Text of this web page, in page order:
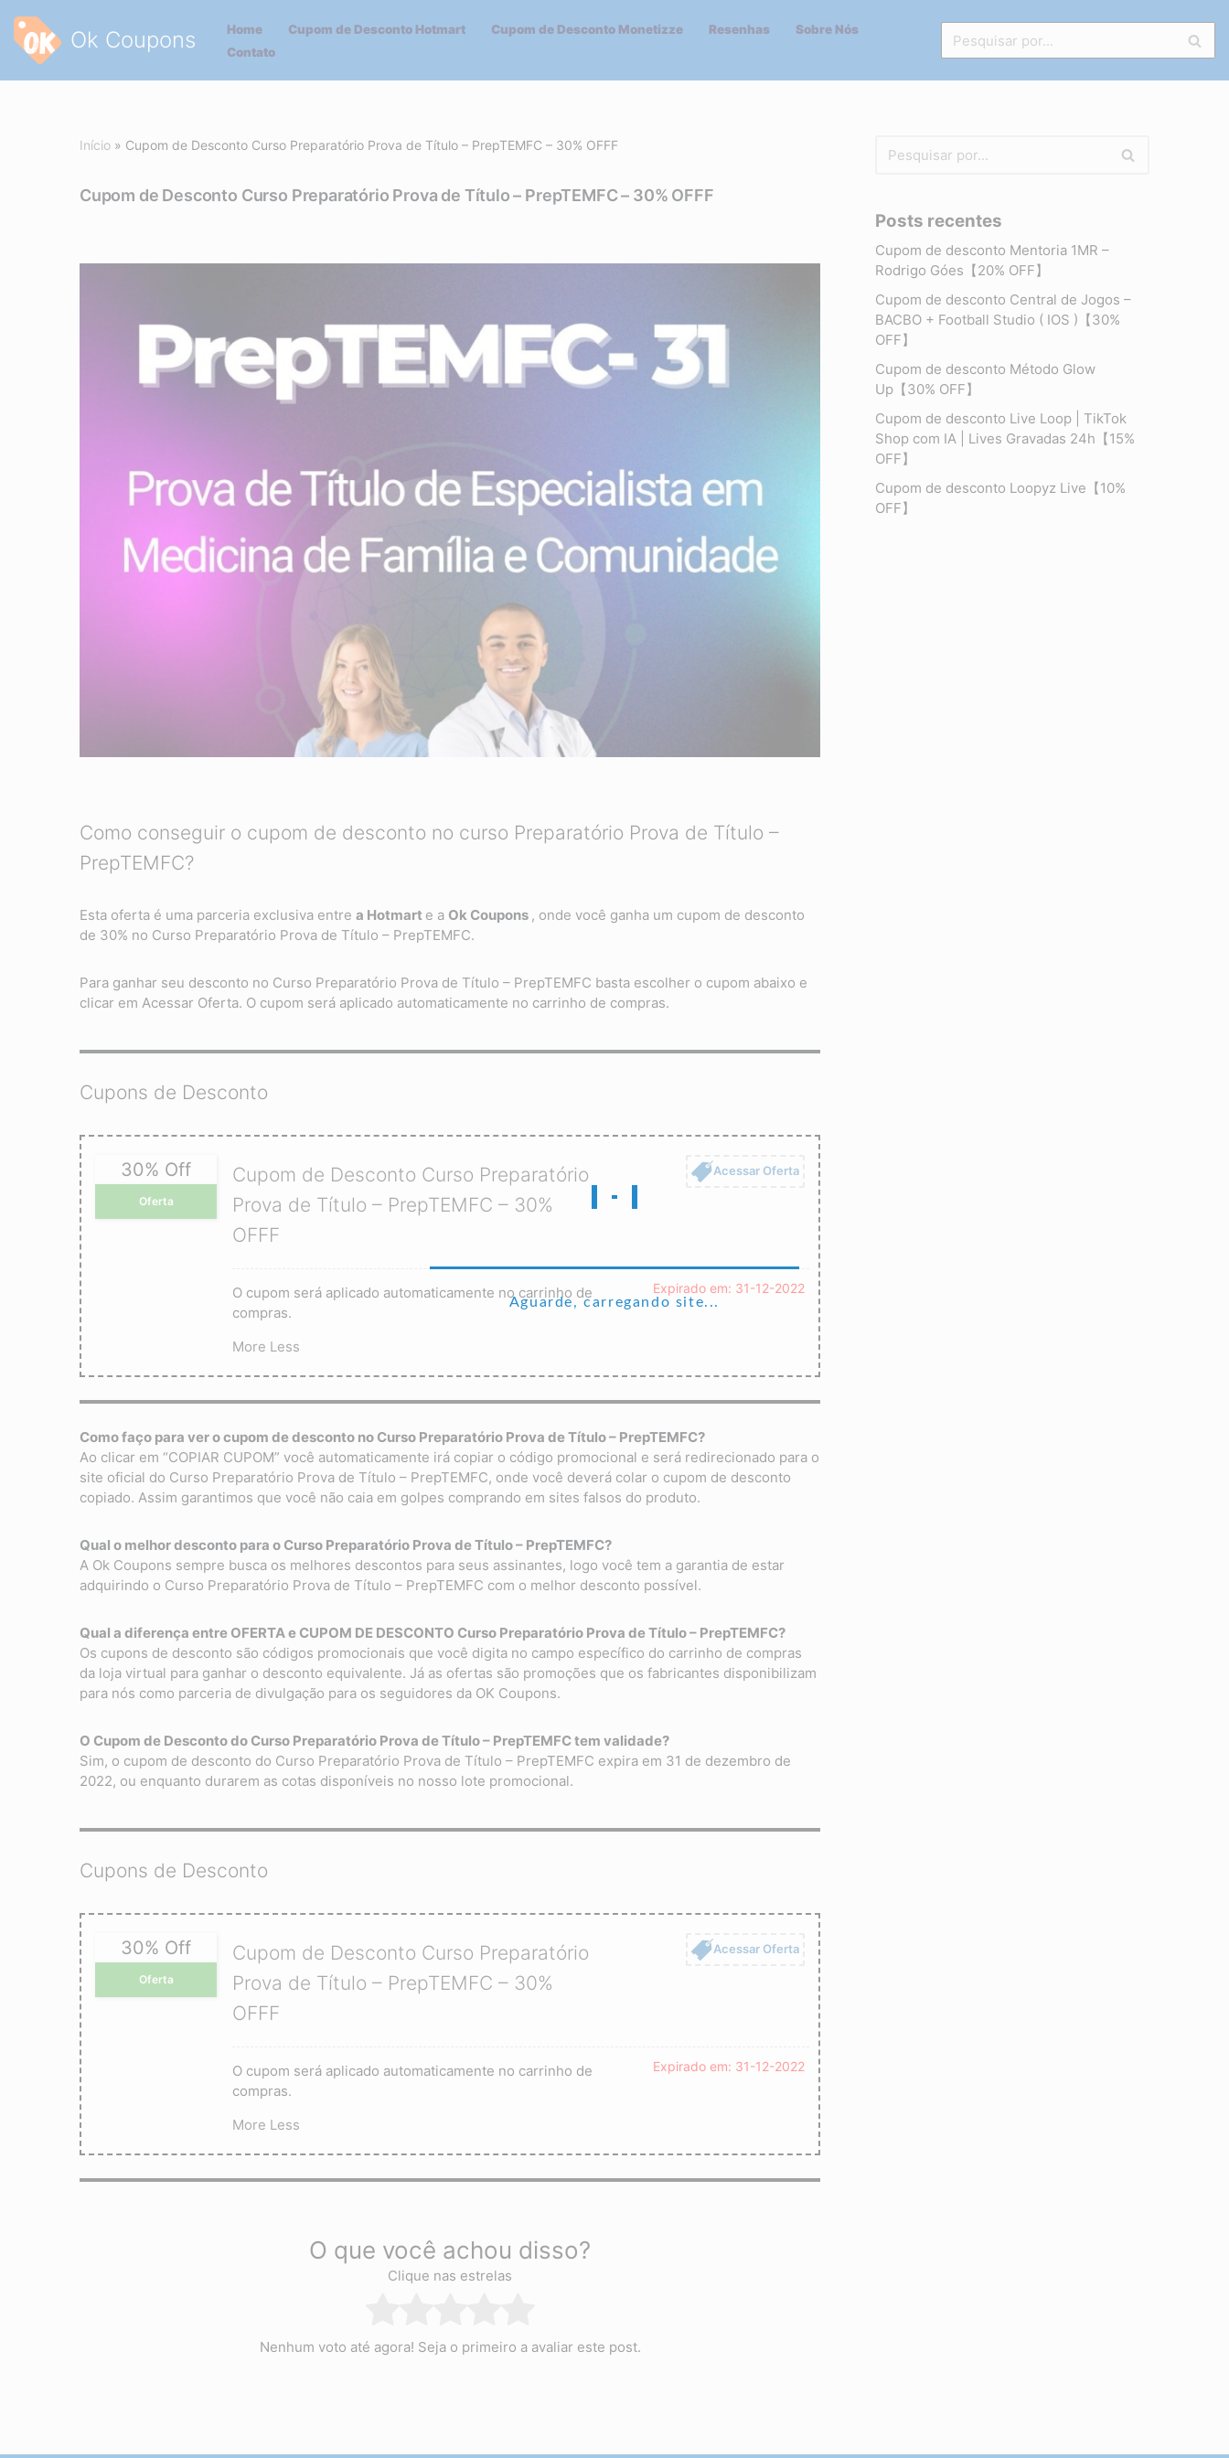
Aguarde, carregando site...
Pular
para
Ok Coupons Home Cupom de Desconto Hotmart Cupom de Desconto Monetizze Resenhas
Sobre Nós
Contato
Início » Cupom de Desconto Curso Preparatório Prova de Título – PrepTEMFC – 30% OFFF
Cupom de Desconto Curso Preparatório Prova de Título – PrepTEMFC – 30% OFFF
Como conseguir o cupom de desconto no curso Preparatório Prova de Título –
PrepTEMFC?
Esta oferta é uma parceria exclusiva entre a Hotmart e a Ok Coupons , onde você ganha um cupom de desconto
de 30% no Curso Preparatório Prova de Título – PrepTEMFC.
Para ganhar seu desconto no Curso Preparatório Prova de Título – PrepTEMFC basta escolher o cupom abaixo e
clicar em Acessar Oferta. O cupom será aplicado automaticamente no carrinho de compras.
Cupons de Desconto
30% Off
Oferta
Cupom de Desconto Curso Preparatório
Prova de Título – PrepTEMFC – 30%
OFFF
Acessar Oferta
O cupom será aplicado automaticamente no carrinho de
compras.
More Less
Expirado em: 31-12-2022
Como faço para ver o cupom de desconto no Curso Preparatório Prova de Título – PrepTEMFC?
Ao clicar em “COPIAR CUPOM” você automaticamente irá copiar o código promocional e será redirecionado para o
site oficial do Curso Preparatório Prova de Título – PrepTEMFC, onde você deverá colar o cupom de desconto
copiado. Assim garantimos que você não caia em golpes comprando em sites falsos do produto.
Qual o melhor desconto para o Curso Preparatório Prova de Título – PrepTEMFC?
A Ok Coupons sempre busca os melhores descontos para seus assinantes, logo você tem a garantia de estar
adquirindo o Curso Preparatório Prova de Título – PrepTEMFC com o melhor desconto possível.
Qual a diferença entre OFERTA e CUPOM DE DESCONTO Curso Preparatório Prova de Título – PrepTEMFC?
Os cupons de desconto são códigos promocionais que você digita no campo específico do carrinho de compras
da loja virtual para ganhar o desconto equivalente. Já as ofertas são promoções que os fabricantes disponibilizam
para nós como parceria de divulgação para os seguidores da OK Coupons.
O Cupom de Desconto do Curso Preparatório Prova de Título – PrepTEMFC tem validade?
Sim, o cupom de desconto do Curso Preparatório Prova de Título – PrepTEMFC expira em 31 de dezembro de
2022, ou enquanto durarem as cotas disponíveis no nosso lote promocional.
Cupons de Desconto
30% Off
Oferta
Cupom de Desconto Curso Preparatório
Prova de Título – PrepTEMFC – 30%
OFFF
Acessar Oferta
O cupom será aplicado automaticamente no carrinho de
compras.
More Less
Expirado em: 31-12-2022
O que você achou disso?
Clique nas estrelas
Nenhum voto até agora! Seja o primeiro a avaliar este post.
Posts recentes
Cupom de desconto Mentoria 1MR –
Rodrigo Góes【20% OFF】
Cupom de desconto Central de Jogos –
BACBO + Football Studio ( IOS )【30%
OFF】
Cupom de desconto Método Glow
Up【30% OFF】
Cupom de desconto Live Loop | TikTok
Shop com IA | Lives Gravadas 24h【15%
OFF】
Cupom de desconto Loopyz Live【10%
OFF】